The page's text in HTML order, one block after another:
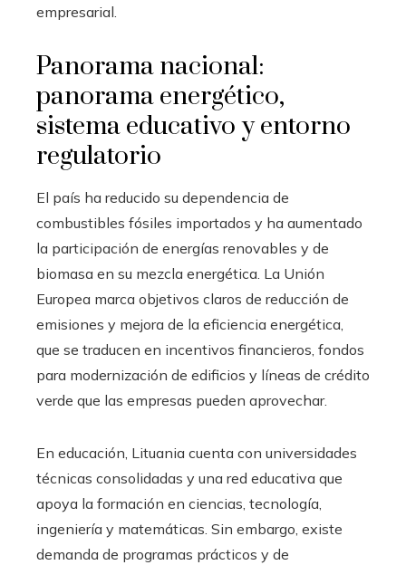
empresarial.
Panorama nacional:
panorama energético,
sistema educativo y entorno
regulatorio
El país ha reducido su dependencia de
combustibles fósiles importados y ha aumentado
la participación de energías renovables y de
biomasa en su mezcla energética. La Unión
Europea marca objetivos claros de reducción de
emisiones y mejora de la eficiencia energética,
que se traducen en incentivos financieros, fondos
para modernización de edificios y líneas de crédito
verde que las empresas pueden aprovechar.
En educación, Lituania cuenta con universidades
técnicas consolidadas y una red educativa que
apoya la formación en ciencias, tecnología,
ingeniería y matemáticas. Sin embargo, existe
demanda de programas prácticos y de